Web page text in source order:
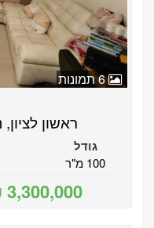
6 תמונות
ראשון
גודל
100 מ"ר